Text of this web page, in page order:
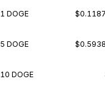
1 DOGE
5 DOGE
10 DOGE